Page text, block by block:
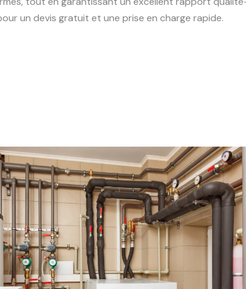
un devis gratuit et une prise en charge rapide.